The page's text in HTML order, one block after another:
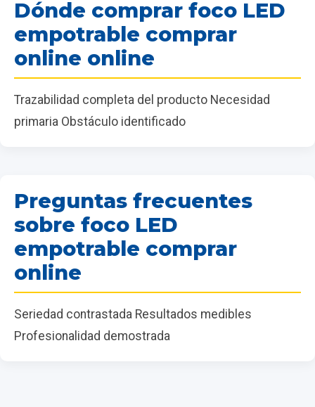
Dónde comprar foco LED
empotrable comprar
online online
Trazabilidad completa del producto Necesidad
primaria Obstáculo identificado
Preguntas frecuentes
sobre foco LED
empotrable comprar
online
Seriedad contrastada Resultados medibles
Profesionalidad demostrada